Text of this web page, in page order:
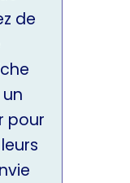
de
pour